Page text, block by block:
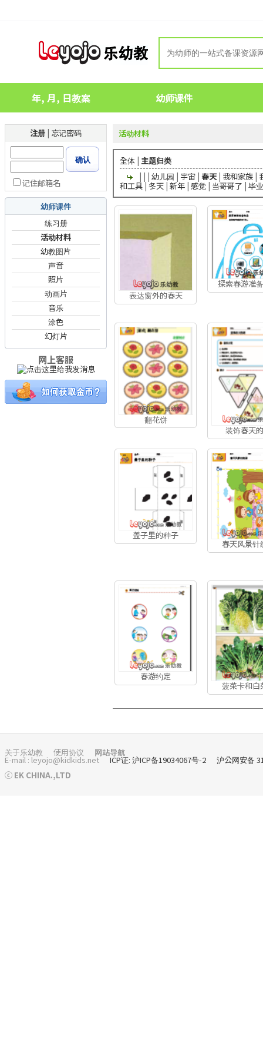
年, 月, 日教案 幼师课件
注册 | 忘记密码
确认
记住邮箱名
幼师课件
练习册
活动材料
幼教图片
声音
照片
动画片
音乐
涂色
幻灯片
网上客服
活动材料
全体 | 主题归类
| | | 幼儿园 | 宇宙 | 春天| 我和家族 |
和工具 冬天 新年 感觉 当哥哥了 毕业
表达窗外的春天
探索春游准
翻花饼
装饰春天
盖子里的种子
春天风景针
春游约定
菠菜卡和白
关于乐幼教 使用协议 网站导航
E-mail : leyojo@kidkids.net ICP证: 沪ICP备19034067号-2
沪公网安备
ⓒ EK CHINA.,LTD